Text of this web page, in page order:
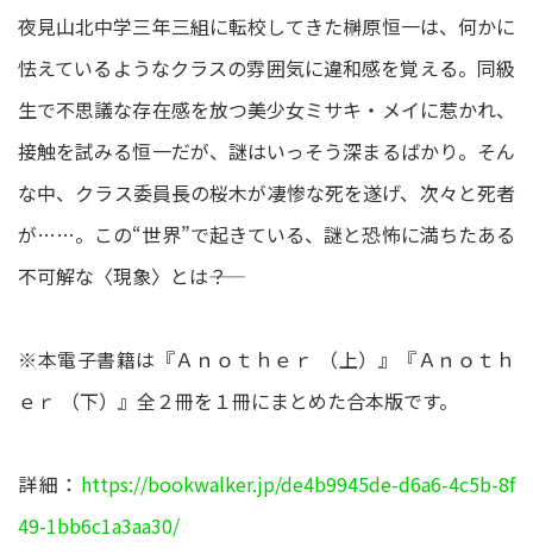
夜見山北中学三年三組に転校してきた榊原恒一は、何かに
怯えているようなクラスの雰囲気に違和感を覚える。同級
生で不思議な存在感を放つ美少女ミサキ・メイに惹かれ、
接触を試みる恒一だが、謎はいっそう深まるばかり。そん
な中、クラス委員長の桜木が凄惨な死を遂げ、次々と死者
が……。この“世界”で起きている、謎と恐怖に満ちたある
不可解な〈現象〉とは――？
※本電子書籍は『Ａｎｏｔｈｅｒ （上）』『Ａｎｏｔｈ
ｅｒ （下）』全２冊を１冊にまとめた合本版です。
詳細： https://bookwalker.jp/de4b9945de-d6a6-4c5b-8f
49-1bb6c1a3aa30/